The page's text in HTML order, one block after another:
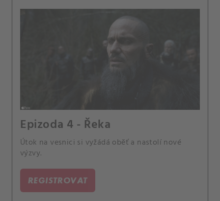
Epizoda 4 - Řeka
Útok na vesnici si vyžádá oběť a nastolí nové
výzvy.
REGISTROVAT